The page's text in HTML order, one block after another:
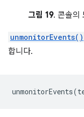
그림 19. 콘솔의
unmonitorEvents()
합니다.
unmonitorEvents(